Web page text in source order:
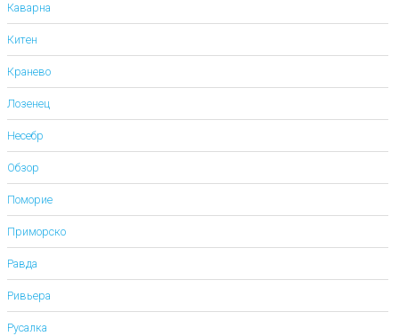
Каварна
Китен
Кранево
Лозенец
Несебр
Обзор
Поморие
Приморско
Равда
Ривьера
Русалка